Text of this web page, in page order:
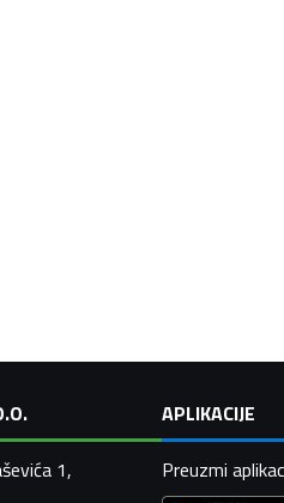
1,
APLIKACIJE
Preuzmi